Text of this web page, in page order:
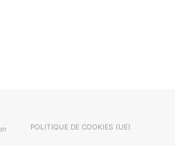
POLITIQUE DE COOKIES (UE)